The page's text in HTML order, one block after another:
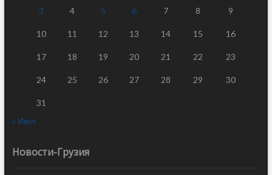
3 4 5 6 7 8 9
10 11 12 13 14 15 16
17 18 19 20 21 22 23
24 25 26 27 28 29 30
31
« Июл
Новости-Грузия